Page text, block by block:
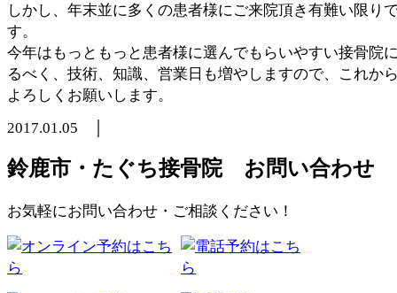
しかし、年末並に多くの患者様にご来院頂き有難い限り
す。
今年はもっともっと患者様に選んでもらいやすい接骨院
るべく、技術、知識、営業日も増やしますので、これか
よろしくお願いします。
2017.01.05 │
鈴鹿市・たぐち接骨院 お問い合わせ
お気軽にお問い合わせ・ご相談ください！